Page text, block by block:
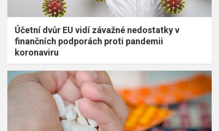
Účetní dvůr EU vidí závažné nedostatky v
finančních podporách proti pandemii
koronaviru